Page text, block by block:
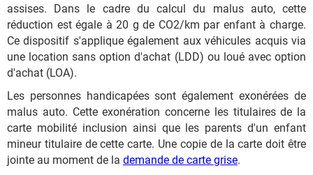
assises. Dans le cadre du calcul du malus auto, cette
réduction est égale à 20 g de CO2/km par enfant à charge.
Ce dispositif s'applique également aux véhicules acquis via
une location sans option d'achat (LDD) ou loué avec option
d'achat (LOA).
Les personnes handicapées sont également exonérées de
malus auto. Cette exonération concerne les titulaires de la
carte mobilité inclusion ainsi que les parents d'un enfant
mineur titulaire de cette carte. Une copie de la carte doit être
jointe au moment de la demande de carte grise.